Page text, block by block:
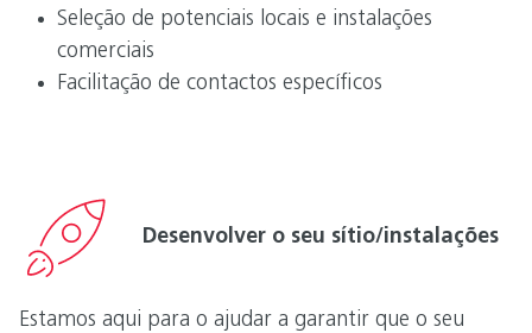
Seleção de potenciais locais e instalações
comerciais
Facilitação de contactos específicos
Desenvolver o seu sítio/instalações
Estamos aqui para o ajudar a garantir que o seu